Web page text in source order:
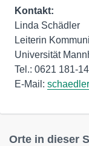
Kontakt:
Linda Schädler
Leiterin
Universität
Tel.: 0621 181-
E-Mail:
Orte in dieser